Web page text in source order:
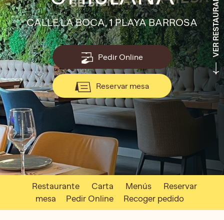
VER RESTAURANTE
CALLE LA BOCA, 1 PLAYA BARROSA
Pedir Online
Reservar mesa
Restaurante Carta Menús
Reservar
mesa
Pedir Online Recoger pedido